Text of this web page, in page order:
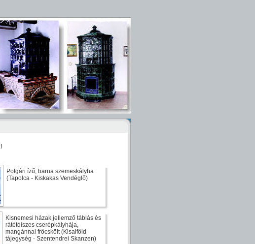
Polgári ízű, barna szemeskályha
(Tapolca - Kiskakas Vendéglő)
Kisnemesi házak jellemző táblás és
rátétdíszes cserépkályhája,
mangánnal fröcskölt (Kisalföld
tájegység - Szentendrei Skanzen)